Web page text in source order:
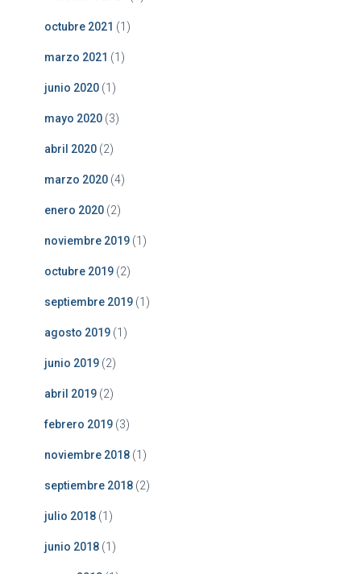
octubre 2021 (1)
marzo 2021 (1)
junio 2020 (1)
mayo 2020 (3)
abril 2020 (2)
marzo 2020 (4)
enero 2020 (2)
noviembre 2019 (1)
octubre 2019 (2)
septiembre 2019 (1)
agosto 2019 (1)
junio 2019 (2)
abril 2019 (2)
febrero 2019 (3)
noviembre 2018 (1)
septiembre 2018 (2)
julio 2018 (1)
junio 2018 (1)